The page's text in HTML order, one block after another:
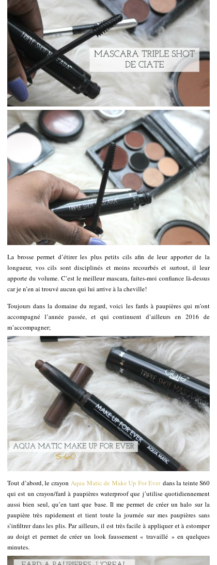
La brosse permet d’étirer les plus petits cils afin de leur apporter de la
longueur, vos cils sont disciplinés et moins recourbés et surtout, il leur
apporte du volume. C’est le meilleur mascara, faites-moi confiance là-dessus
car je n’en ai trouvé aucun qui lui arrive à la cheville!
Toujours dans la domaine du regard, voici les fards à paupières qui m’ont
accompagné l’année passée, et qui continuent d’ailleurs en 2016 de
m’accompagner;
Tout d’abord, le crayon Aqua Matic de Make Up For Everdans la teinte S60
qui est un crayon/fard à paupières waterproof que j’utilise quotidiennement
aussi bien seul, qu’en tant que base. Il me permet de créer un halo sur la
paupière très rapidement et tient toute la journée sur mes paupières sans
s’infiltrer dans les plis. Par ailleurs, il est très facile à appliquer et à estomper
au doigt et permet de créer un look faussement « travaillé » en quelques
minutes.